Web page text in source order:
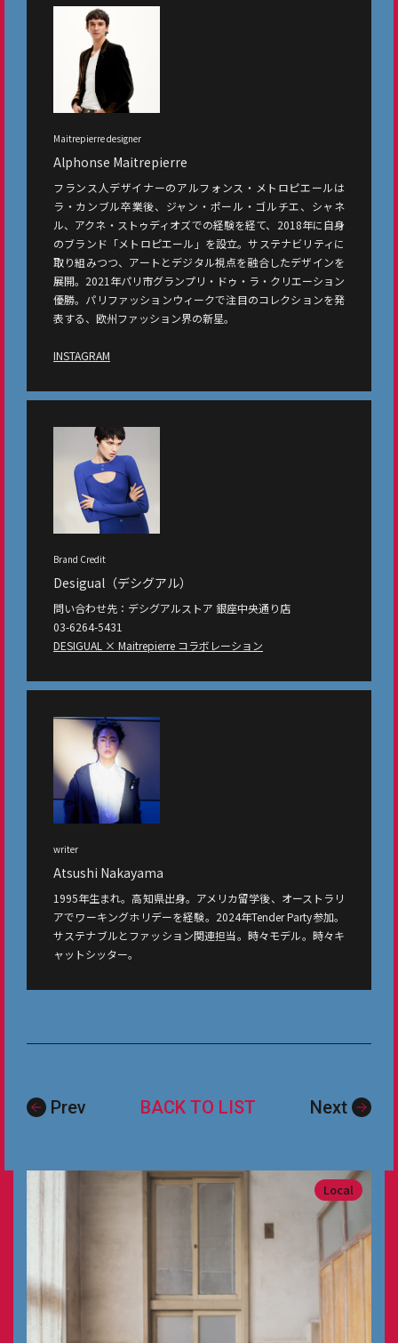
Maitrepierre designer
Alphonse Maitrepierre
フランス人デザイナーのアルフォンス・メトロピエールは
ラ・カンブル卒業後、ジャン・ポール・ゴルチエ、シャネ
ル、アクネ・ストゥディオズでの経験を経て、2018年に自身
のブランド「メトロピエール」を設立。サステナビリティに
取り組みつつ、アートとデジタル視点を融合したデザインを
展開。2021年パリ市グランプリ・ドゥ・ラ・クリエーション
優勝。パリファッションウィークで注目のコレクションを発
表する、欧州ファッション界の新星。
INSTAGRAM
Brand Credit
Desigual（デシグアル）
問い合わせ先：デシグアルストア 銀座中央通り店
03-6264-5431
DESIGUAL × Maitrepierre コラボレーション
writer
Atsushi Nakayama
1995年生まれ。高知県出身。アメリカ留学後、オーストラリ
アでワーキングホリデーを経験。2024年Tender Party参加。
サステナブルとファッション関連担当。時々モデル。時々キ
ャットシッター。
Prev BACK TO LIST Next
Local